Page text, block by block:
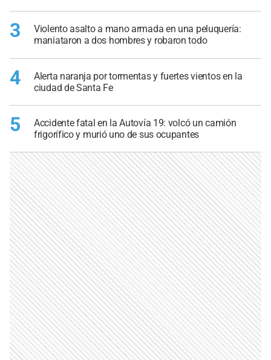
3
Violento asalto a mano armada en una peluquería:
maniataron a dos hombres y robaron todo
4
Alerta naranja por tormentas y fuertes vientos en la
ciudad de Santa Fe
5
Accidente fatal en la Autovía 19: volcó un camión
frigorífico y murió uno de sus ocupantes